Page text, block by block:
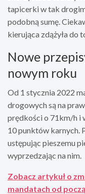
tapicerki w tak
podobną sumę.
kierująca zdążyła do
Nowe
nowym roku
Od 1 stycznia 2022
drogowych są na
prędkości o 71km/h i
10 punktów karnych.
ustępując pieszemu
wyprzedzając na nim.
Zobacz artykuł o
mandatach od